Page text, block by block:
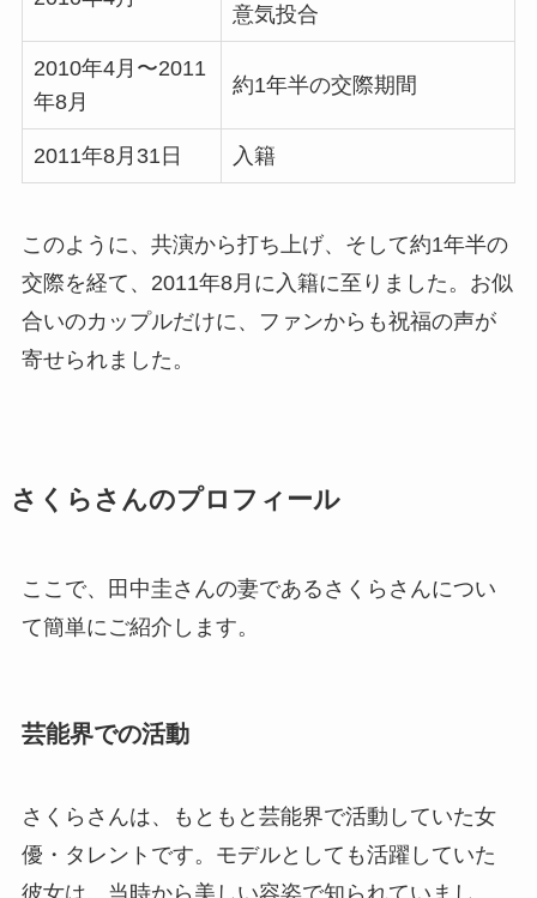
意気投合
2010年4月〜2011
年8月
約1年半の交際期間
2011年8月31日 入籍
このように、共演から打ち上げ、そして約1年半の
交際を経て、2011年8月に入籍に至りました。お似
合いのカップルだけに、ファンからも祝福の声が
寄せられました。
さくらさんのプロフィール
ここで、田中圭さんの妻であるさくらさんについ
て簡単にご紹介します。
芸能界での活動
さくらさんは、もともと芸能界で活動していた女
優・タレントです。モデルとしても活躍していた